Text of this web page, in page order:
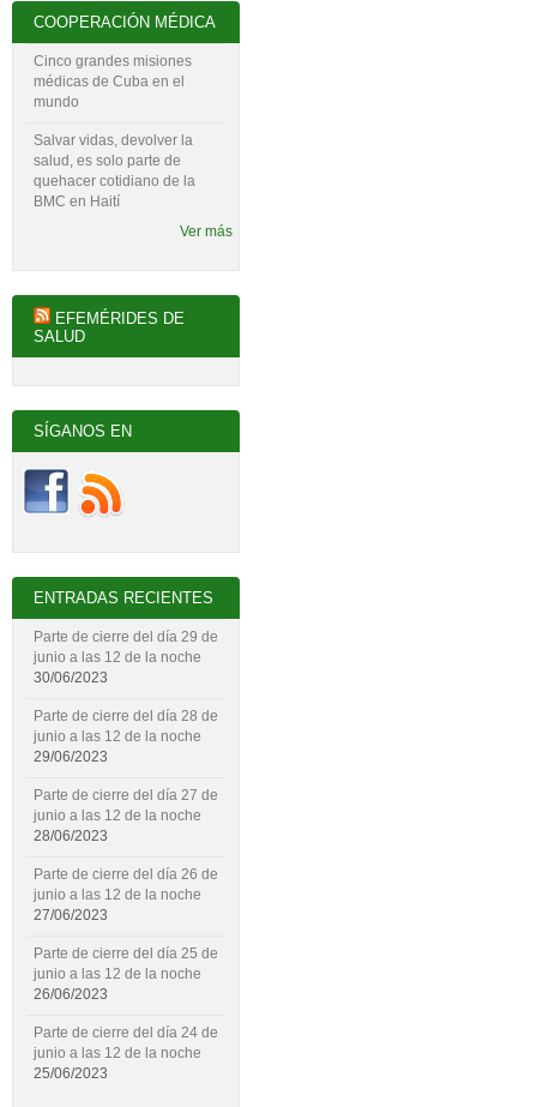
COOPERACIÓN MÉDICA
Cinco grandes misiones
médicas de Cuba en el
mundo
Salvar vidas, devolver la
salud, es solo parte de
quehacer cotidiano de la
BMC en Haití
Ver más
EFEMÉRIDES DE
SALUD
SÍGANOS EN
ENTRADAS RECIENTES
Parte de cierre del día 29 de
junio a las 12 de la noche
30/06/2023
Parte de cierre del día 28 de
junio a las 12 de la noche
29/06/2023
Parte de cierre del día 27 de
junio a las 12 de la noche
28/06/2023
Parte de cierre del día 26 de
junio a las 12 de la noche
27/06/2023
Parte de cierre del día 25 de
junio a las 12 de la noche
26/06/2023
Parte de cierre del día 24 de
junio a las 12 de la noche
25/06/2023